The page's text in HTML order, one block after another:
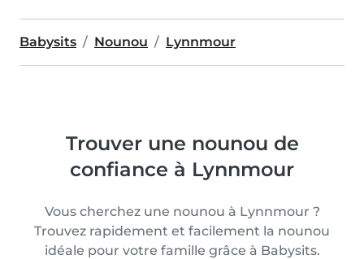
Babysits Nounou Lynnmour
Trouver une nounou de
confiance à Lynnmour
Vous cherchez une nounou à Lynnmour ?
Trouvez rapidement et facilement la nounou
idéale pour votre famille grâce à Babysits.